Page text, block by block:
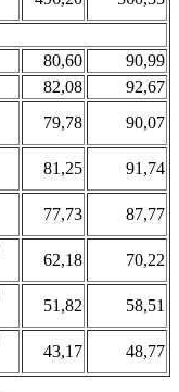
80,60
90,99
82,08
92,67
79,78
90,07
81,25
91,74
77,73
87,77
62,18
70,22
51,82
58,51
43,17 48,77